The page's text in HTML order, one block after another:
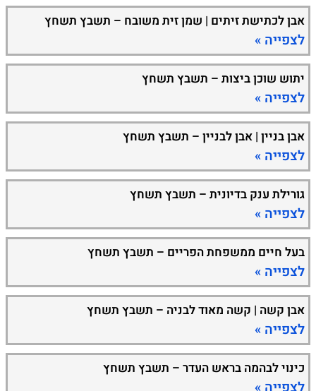
אבן לכתישת זיתים | שמן זית משובח – תשבץ תשחץ
לצפייה »
יתוש שוכן ביצות – תשבץ תשחץ
לצפייה »
אבן בניין | אבן לבניין – תשבץ תשחץ
לצפייה »
גורילת ענק בדיונית – תשבץ תשחץ
לצפייה »
בעל חיים ממשפחת הפריים – תשבץ תשחץ
לצפייה »
אבן קשה | קשה מאוד לבניה – תשבץ תשחץ
לצפייה »
כינוי לבהמה בראש העדר – תשבץ תשחץ